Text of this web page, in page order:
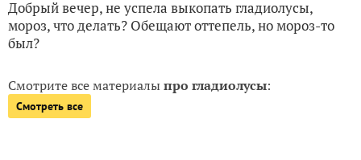
Добрый вечер, не успела выкопать гладиолусы,
мороз, что делать? Обещают оттепель, но мороз-то
был?
Смотрите все материалыпро гладиолусы:
Смотреть все